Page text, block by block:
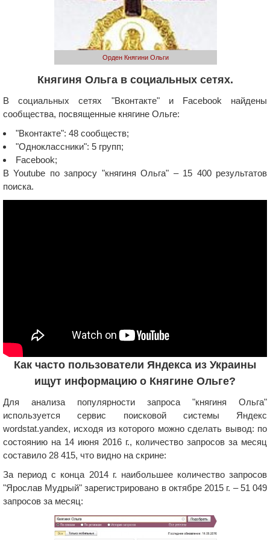
Орден Княгини Ольги
Княгиня Ольга в социальных сетях.
В социальных сетях "Вконтакте" и Facebook найдены
сообщества, посвященные княгине Ольге:
"Вконтакте": 48 сообществ;
"Одноклассники": 5 групп;
Facebook;
В Youtube по запросу "княгиня Ольга" – 15 400 результатов
поиска.
Как часто пользователи Яндекса из Украины
ищут информацию о Княгине Ольге?
Для анализа популярности запроса "княгиня Ольга"
используется сервис поисковой системы Яндекс
wordstat.yandex, исходя из которого можно сделать вывод: по
состоянию на 14 июня 2016 г., количество запросов за месяц
составило 28 415, что видно на скрине:
За период с конца 2014 г. наибольшее количество запросов
"Ярослав Мудрый" зарегистрировано в октябре 2015 г. – 51 049
запросов за месяц: